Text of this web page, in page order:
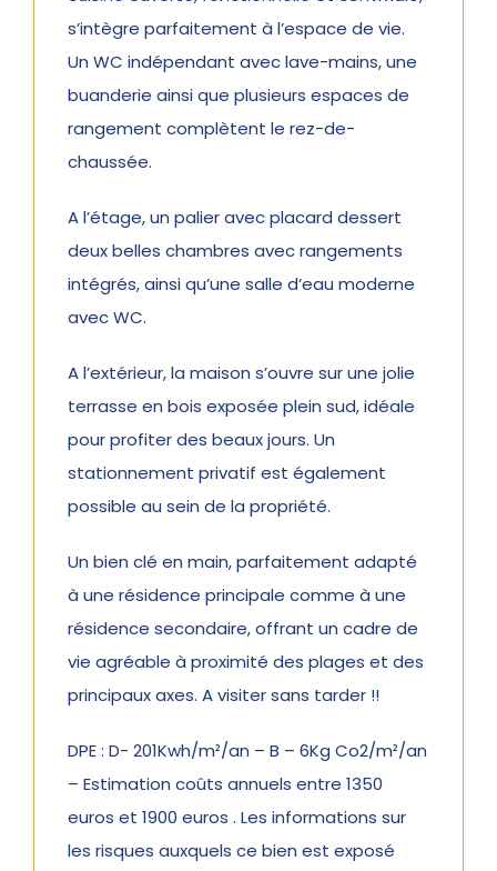
s’intègre parfaitement à l’espace de vie.
Un WC indépendant avec lave-mains, une
buanderie ainsi que plusieurs espaces de
rangement complètent le rez-de-
chaussée.
A l’étage, un palier avec placard dessert
deux belles chambres avec rangements
intégrés, ainsi qu’une salle d’eau moderne
avec WC.
A l’extérieur, la maison s’ouvre sur une jolie
terrasse en bois exposée plein sud, idéale
pour profiter des beaux jours. Un
stationnement privatif est également
possible au sein de la propriété.
Un bien clé en main, parfaitement adapté
à une résidence principale comme à une
résidence secondaire, offrant un cadre de
vie agréable à proximité des plages et des
principaux axes. A visiter sans tarder !!
DPE : D- 201Kwh/m²/an – B – 6Kg Co2/m²/an
– Estimation coûts annuels entre 1350
euros et 1900 euros . Les informations sur
les risques auxquels ce bien est exposé